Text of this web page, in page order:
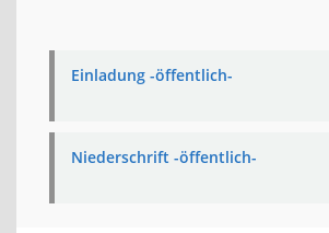
Einladung -öffentlich-
Niederschrift -öffentlich-